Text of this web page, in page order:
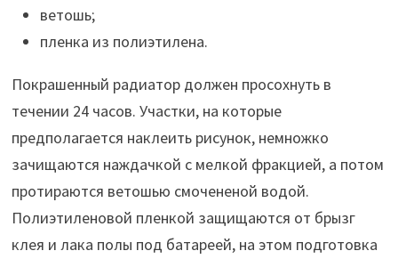
ветошь;
пленка из полиэтилена.
Покрашенный радиатор должен просохнуть в
течении 24 часов. Участки, на которые
предполагается наклеить рисунок, немножко
зачищаются наждачкой с мелкой фракцией, а потом
протираются ветошью смочененой водой.
Полиэтиленовой пленкой защищаются от брызг
клея и лака полы под батареей, на этом подготовка